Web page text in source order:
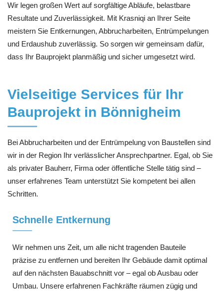
Wir legen großen Wert auf sorgfältige Abläufe, belastbare
Resultate und Zuverlässigkeit. Mit Krasniqi an Ihrer Seite
meistern Sie Entkernungen, Abbrucharbeiten, Entrümpelungen
und Erdaushub zuverlässig. So sorgen wir gemeinsam dafür,
dass Ihr Bauprojekt planmäßig und sicher umgesetzt wird.
Vielseitige Services für Ihr
Bauprojekt in Bönnigheim
Bei Abbrucharbeiten und der Entrümpelung von Baustellen sind
wir in der Region Ihr verlässlicher Ansprechpartner. Egal, ob Sie
als privater Bauherr, Firma oder öffentliche Stelle tätig sind –
unser erfahrenes Team unterstützt Sie kompetent bei allen
Schritten.
Schnelle Entkernung
Wir nehmen uns Zeit, um alle nicht tragenden Bauteile
präzise zu entfernen und bereiten Ihr Gebäude damit optimal
auf den nächsten Bauabschnitt vor – egal ob Ausbau oder
Umbau. Unsere erfahrenen Fachkräfte räumen zügig und